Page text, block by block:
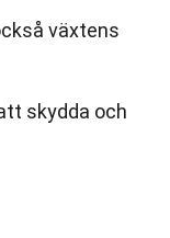
växtens
skydda och